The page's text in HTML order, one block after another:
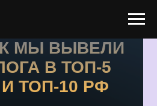
МЫ ВЫВЕЛИ
В ТОП-5
ТОП-10 РФ